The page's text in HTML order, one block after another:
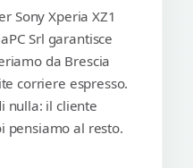
Sony Xperia XZ1
Srl garantisce
da Brescia
corriere espresso.
nulla: il cliente
pensiamo al resto.